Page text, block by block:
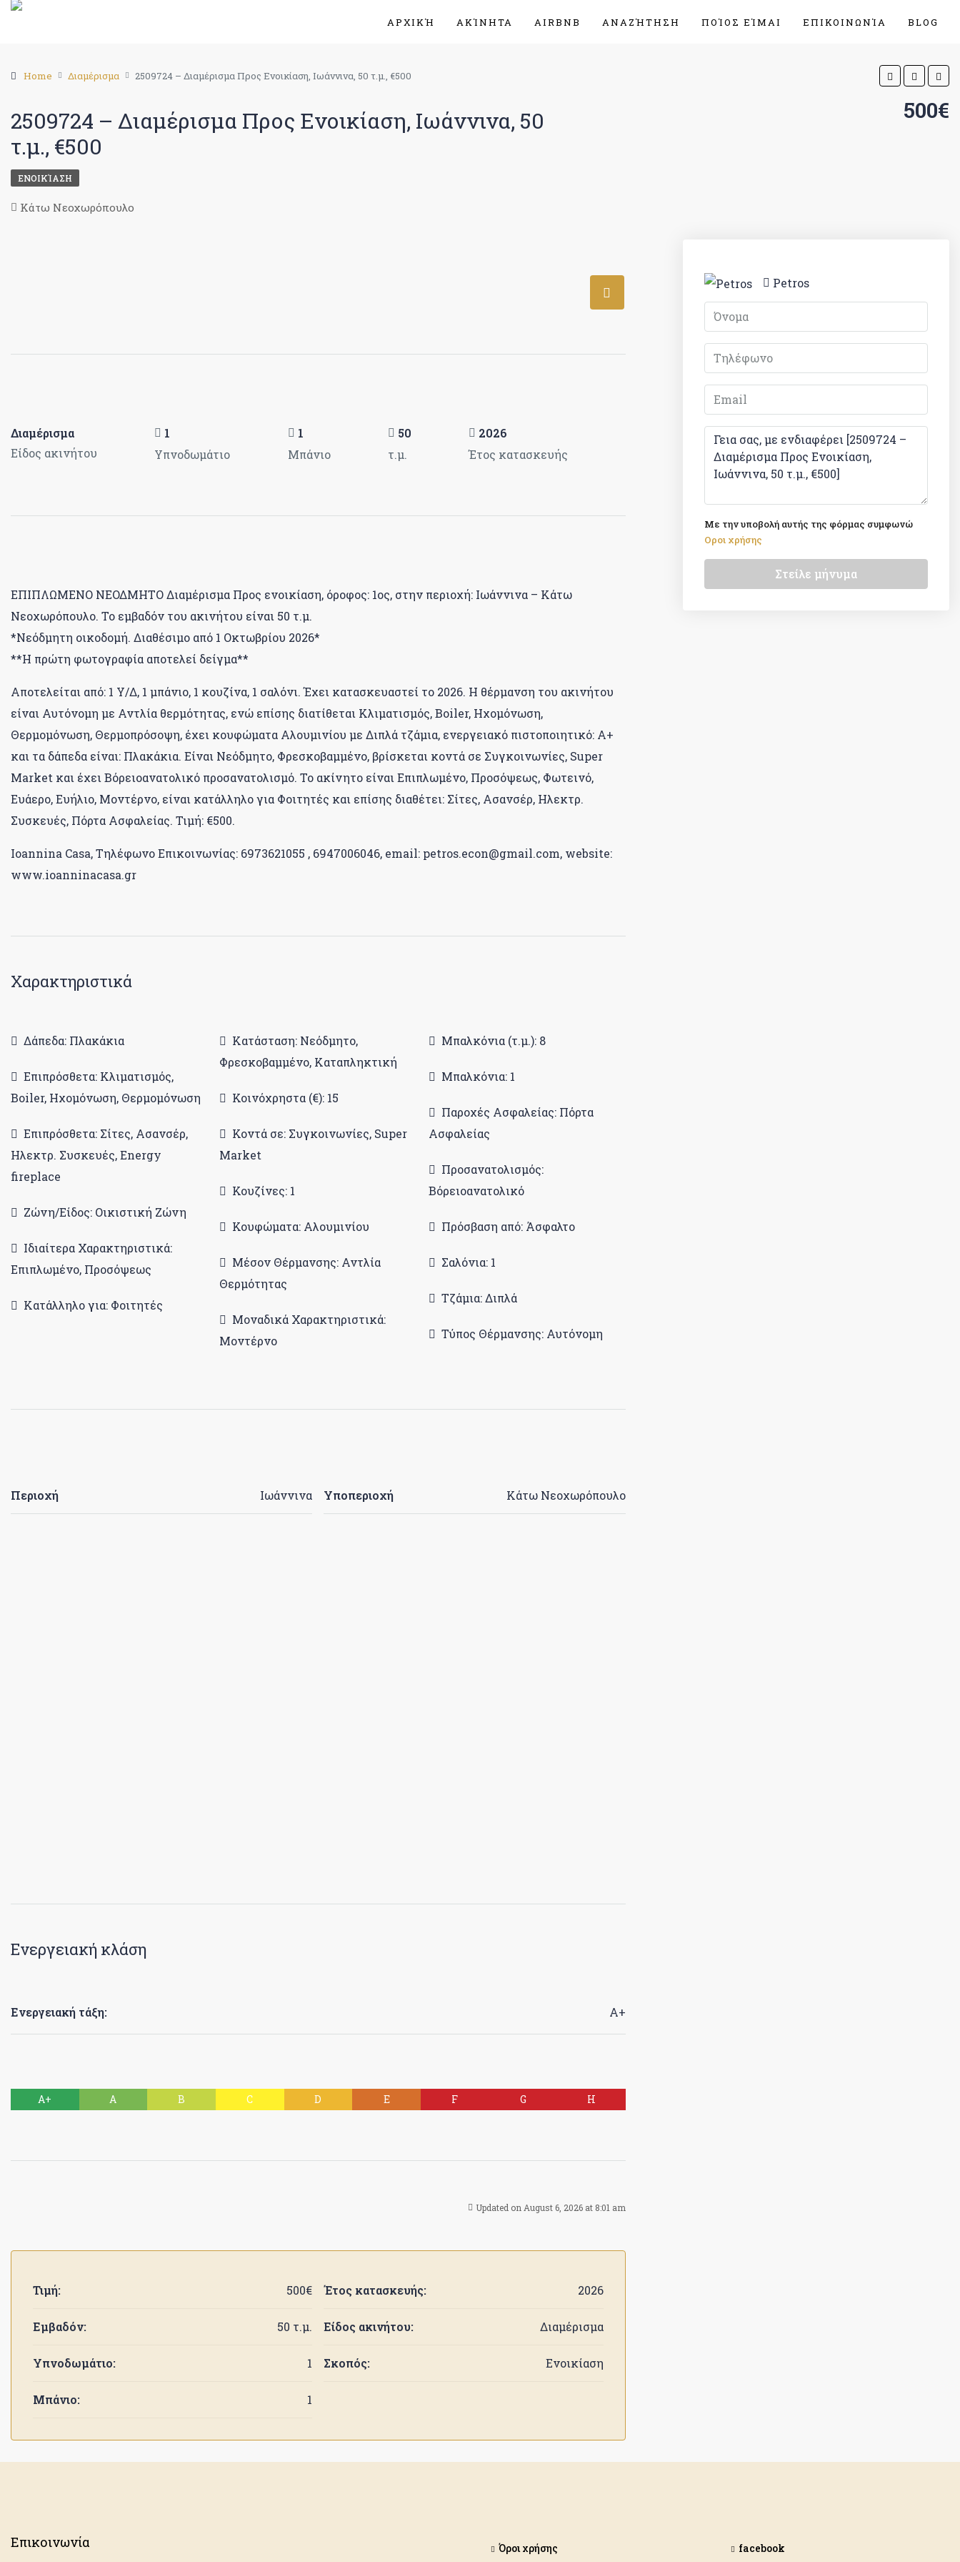
ΑΡΧΙΚΉ ΑΚΊΝΗΤΑ AIRBNB ΑΝΑΖΉΤΗΣΗ ΠΟΊΟΣ ΕΊΜΑΙ ΕΠΙΚΟΙΝΩΝΊΑ BLOG
Home Διαμέρισμα 2509724 – Διαμέρισμα Προς Ενοικίαση, Ιωάννινα, 50 τ.μ., €500
2509724 – Διαμέρισμα Προς Ενοικίαση, Ιωάννινα, 50
τ.μ., €500
500€
ΕΝΟΙΚΊΑΣΗ
Κάτω Νεοχωρόπουλο
Διαμέρισμα
Είδος ακινήτου
1
Υπνοδωμάτιο
1
Μπάνιο
50
τ.μ.
2026
Έτος κατασκευής
ΕΠΙΠΛΩΜΕΝΟ ΝΕΟΔΜΗΤΟ Διαμέρισμα Προς ενοικίαση, όροφος: 1ος, στην περιοχή: Ιωάννινα – Κάτω
Νεοχωρόπουλο. Το εμβαδόν του ακινήτου είναι 50 τ.μ.
*Νεόδμητη οικοδομή. Διαθέσιμο από 1 Οκτωβρίου 2026*
**Η πρώτη φωτογραφία αποτελεί δείγμα**
Αποτελείται από: 1 Υ/Δ, 1 μπάνιο, 1 κουζίνα, 1 σαλόνι. Έχει κατασκευαστεί το 2026. Η θέρμανση του ακινήτου
είναι Αυτόνομη με Αντλία θερμότητας, ενώ επίσης διατίθεται Κλιματισμός, Boiler, Ηχομόνωση,
Θερμομόνωση, Θερμοπρόσοψη, έχει κουφώματα Αλουμινίου με Διπλά τζάμια, ενεργειακό πιστοποιητικό: Α+
και τα δάπεδα είναι: Πλακάκια. Είναι Νεόδμητο, Φρεσκοβαμμένο, βρίσκεται κοντά σε Συγκοινωνίες, Super
Market και έχει Βόρειοανατολικό προσανατολισμό. Το ακίνητο είναι Επιπλωμένο, Προσόψεως, Φωτεινό,
Ευάερο, Ευήλιο, Μοντέρνο, είναι κατάλληλο για Φοιτητές και επίσης διαθέτει: Σίτες, Ασανσέρ, Ηλεκτρ.
Συσκευές, Πόρτα Ασφαλείας. Τιμή: €500.
Ioannina Casa, Τηλέφωνο Επικοινωνίας: 6973621055 , 6947006046, email: petros.econ@gmail.com, website:
www.ioanninacasa.gr
Χαρακτηριστικά
Δάπεδα: Πλακάκια
Επιπρόσθετα: Κλιματισμός,
Boiler, Ηχομόνωση, Θερμομόνωση
Επιπρόσθετα: Σίτες, Ασανσέρ,
Ηλεκτρ. Συσκευές, Energy
fireplace
Ζώνη/Είδος: Οικιστική Ζώνη
Ιδιαίτερα Χαρακτηριστικά:
Επιπλωμένο, Προσόψεως
Κατάλληλο για: Φοιτητές
Κατάσταση: Νεόδμητο,
Φρεσκοβαμμένο, Καταπληκτική
Κοινόχρηστα (€): 15
Κοντά σε: Συγκοινωνίες, Super
Market
Κουζίνες: 1
Κουφώματα: Αλουμινίου
Μέσον Θέρμανσης: Αντλία
Θερμότητας
Μοναδικά Χαρακτηριστικά:
Μοντέρνο
Μπαλκόνια (τ.μ.): 8
Μπαλκόνια: 1
Παροχές Ασφαλείας: Πόρτα
Ασφαλείας
Προσανατολισμός:
Βόρειοανατολικό
Πρόσβαση από: Άσφαλτο
Σαλόνια: 1
Τζάμια: Διπλά
Τύπος Θέρμανσης: Αυτόνομη
Περιοχή Ιωάννινα Υποπεριοχή Κάτω Νεοχωρόπουλο
Ενεργειακή κλάση
Ενεργειακή τάξη: Α+
A+ A B C D E F G H
Updated on August 6, 2026 at 8:01 am
Τιμή: 500€
Εμβαδόν: 50 τ.μ.
Υπνοδωμάτιο: 1
Μπάνιο: 1
Έτος κατασκευής: 2026
Είδος ακινήτου: Διαμέρισμα
Σκοπός: Ενοικίαση
Petros
Με την υποβολή αυτής της φόρμας συμφωνώ
Οροι χρήσης
Στείλε μήνυμα
Επικοινωνία Όροι χρήσης facebook